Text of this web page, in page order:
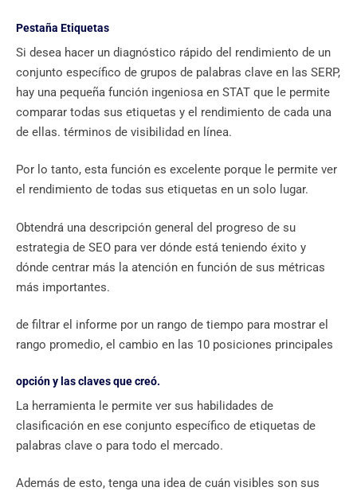
Pestaña Etiquetas
Si desea hacer un diagnóstico rápido del rendimiento de un
conjunto específico de grupos de palabras clave en las SERP,
hay una pequeña función ingeniosa en STAT que le permite
comparar todas sus etiquetas y el rendimiento de cada una
de ellas. términos de visibilidad en línea.
Por lo tanto, esta función es excelente porque le permite ver
el rendimiento de todas sus etiquetas en un solo lugar.
Obtendrá una descripción general del progreso de su
estrategia de SEO para ver dónde está teniendo éxito y
dónde centrar más la atención en función de sus métricas
más importantes.
de filtrar el informe por un rango de tiempo para mostrar el
rango promedio, el cambio en las 10 posiciones principales
opción y las claves que creó.
La herramienta le permite ver sus habilidades de
clasificación en ese conjunto específico de etiquetas de
palabras clave o para todo el mercado.
Además de esto, tenga una idea de cuán visibles son sus